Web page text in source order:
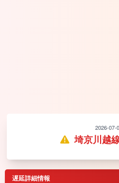
2026-07-
埼京川越
遅延詳細情報